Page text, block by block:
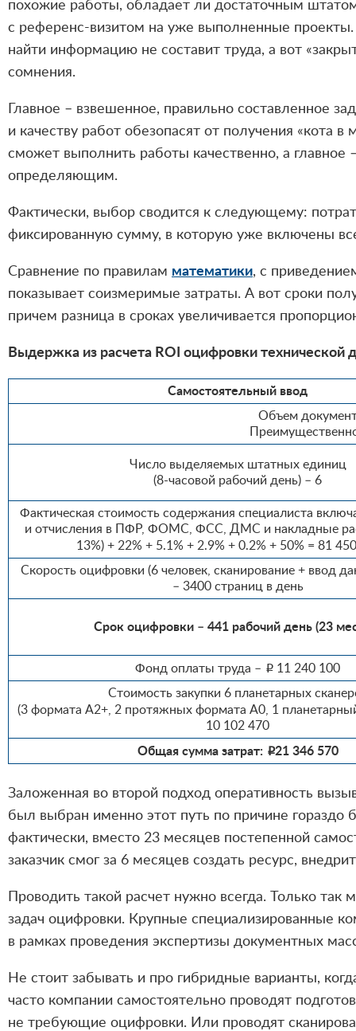
похожие работы, обладает ли достаточным
с референс-визитом на уже выполненные
найти информацию не составит труда, а вот
сомнения.
Главное – взвешенное, правильно составленное
и качеству работ обезопасят от получения «кота
сможет выполнить работы качественно, а главное
определяющим.
Фактически, выбор сводится к следующему:
фиксированную сумму, в которую уже включены
Сравнение по правилам математики, с
показывает соизмеримые затраты. А вот сроки
причем разница в сроках увеличивается
Выдержка из расчета ROI оцифровки технической
Самостоятельный ввод
Объем
Число выделяемых штатных единиц
(8-часовой рабочий день) – 6
Фактическая стоимость содержания специалиста
и отчисления в ПФР, ФОМС, ФСС, ДМС и накладные
13%) + 22% + 5.1% + 2.9% + 0.2% + 50% = 81
Скорость оцифровки (6 человек, сканирование + ввод
– 3400 страниц в день
Срок оцифровки – 441 рабочий день (23
Фонд оплаты труда – i 11 240 100
Стоимость закупки 6 планетарных
(3 формата А2+, 2 протяжных формата А0, 1
10 102 470
Общая сумма затрат: i21 346 570
Заложенная во второй подход оперативность
был выбран именно этот путь по причине гораздо
фактически, вместо 23 месяцев постепенной
заказчик смог за 6 месяцев создать ресурс,
Проводить такой расчет нужно всегда. Только
задач оцифровки. Крупные специализированные
в рамках проведения экспертизы документных
Не стоит забывать и про гибридные варианты,
часто компании самостоятельно проводят
не требующие оцифровки. Или проводят